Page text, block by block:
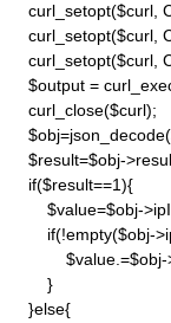
$output =
    curl_close($curl);
$result=$obj-
    if($result==1){
$value=$obj-
if(!empty($obj-
        }
    }else{